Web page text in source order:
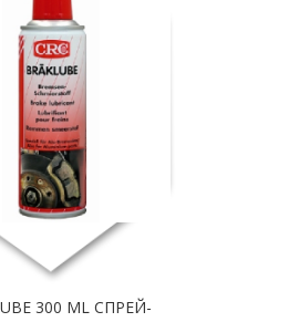
300 ML СПРЕЙ-